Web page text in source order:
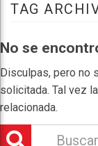
TAG
No se
Disculpas, pero no
solicitada. Tal vez
relacionada.